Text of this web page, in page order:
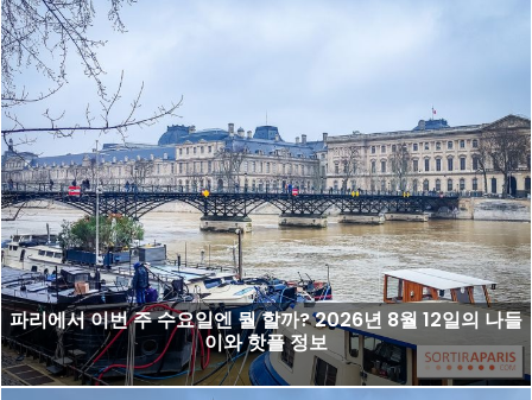
파리에서 이번 주 수요일엔 뭘 할까? 2026년 8월 12일의 나들
이와 핫플 정보